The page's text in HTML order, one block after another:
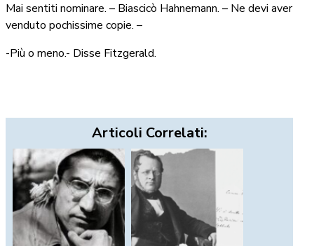
Mai sentiti nominare. – Biascicò Hahnemann. – Ne devi aver
venduto pochissime copie. –
-Più o meno.- Disse Fitzgerald.
Articoli Correlati: